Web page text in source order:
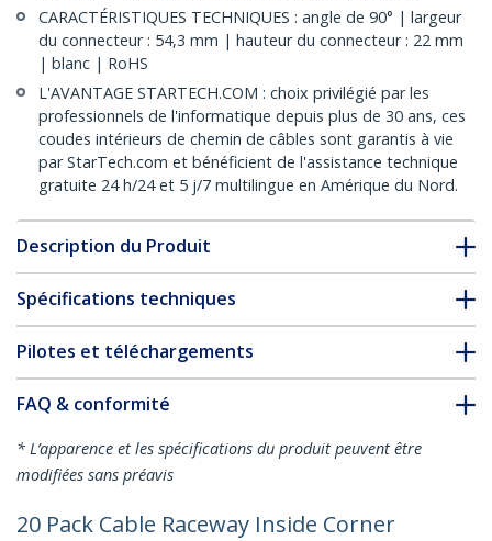
CARACTÉRISTIQUES TECHNIQUES : angle de 90° | largeur
du connecteur : 54,3 mm | hauteur du connecteur : 22 mm
| blanc | RoHS
L'AVANTAGE STARTECH.COM : choix privilégié par les
professionnels de l'informatique depuis plus de 30 ans, ces
coudes intérieurs de chemin de câbles sont garantis à vie
par StarTech.com et bénéficient de l'assistance technique
gratuite 24 h/24 et 5 j/7 multilingue en Amérique du Nord.
Description du Produit
Spécifications techniques
Pilotes et téléchargements
FAQ & conformité
* L’apparence et les spécifications du produit peuvent être
modifiées sans préavis
20 Pack Cable Raceway Inside Corner